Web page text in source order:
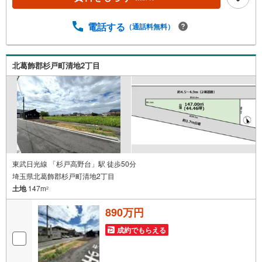
電話する （通話料無料）
北葛飾郡杉戸町清地2丁目
東武日光線 「杉戸高野台」駅 徒歩50分
埼玉県北葛飾郡杉戸町清地2丁目
土地147m2
890万円
成約でもらえる